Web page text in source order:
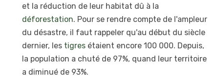
et la réduction de leur habitat dû à la
déforestation. Pour se rendre compte de l'ampleur
du désastre, il faut rappeler qu'au début du siècle
dernier, les tigres étaient encore 100 000. Depuis,
la population a chuté de 97%, quand leur territoire
a diminué de 93%.